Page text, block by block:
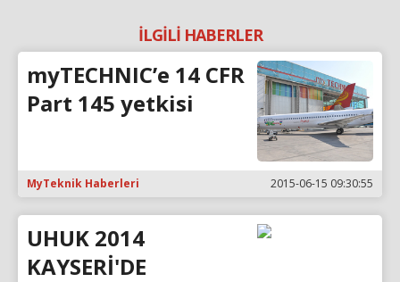
İLGİLİ HABERLER
myTECHNIC’e 14 CFR
Part 145 yetkisi
MyTeknik Haberleri 2015-06-15 09:30:55
UHUK 2014
KAYSERİ'DE